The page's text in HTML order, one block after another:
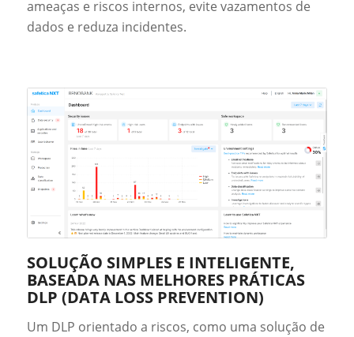
ameaças e riscos internos, evite vazamentos de
dados e reduza incidentes.
SOLUÇÃO SIMPLES E INTELIGENTE,
BASEADA NAS MELHORES PRÁTICAS
DLP (DATA LOSS PREVENTION)
Um DLP orientado a riscos, como uma solução de